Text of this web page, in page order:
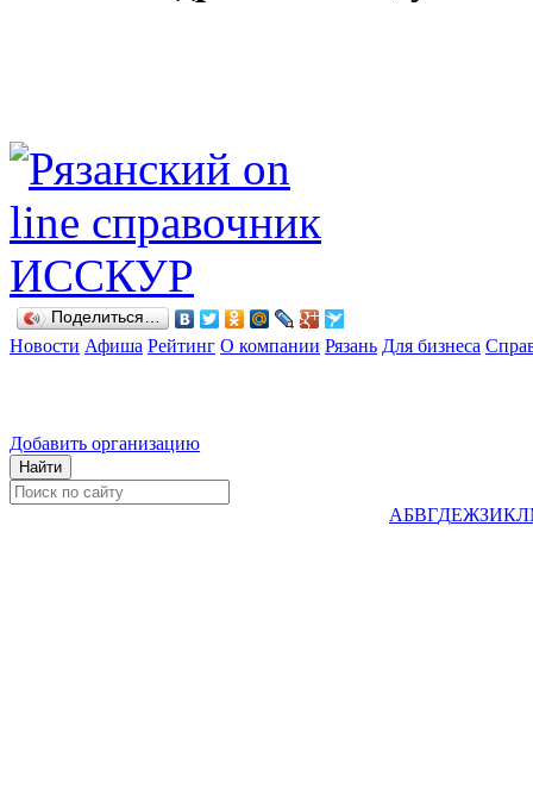
Поделиться…
Новости Афиша Рейтинг О компании Рязань Для бизнеса
Добавить организацию
АБВГДЕЖЗИКЛ